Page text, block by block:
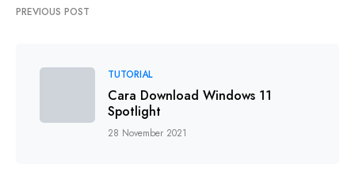
PREVIOUS POST
TUTORIAL
Cara Download Windows 11
Spotlight
28 November 2021